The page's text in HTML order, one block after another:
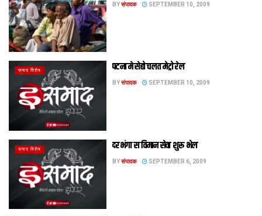
BYसंपादक SEPTEMBER 10, 2009
समाद विशेष पटना मे सेहो चलत मेट्रो रेल
BYसंपादक SEPTEMBER 10, 2009
समाद विशेष दरभंगा स विमान सेवा शुरू भेल
BYसंपादक SEPTEMBER 6, 2009